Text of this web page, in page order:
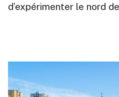
d’expérimenter le nord